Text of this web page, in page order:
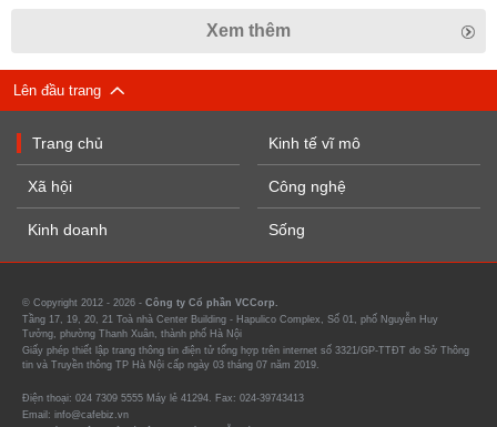
Xem thêm
Lên đầu trang
Trang chủ
Xã hội
Kinh doanh
Kinh tế vĩ mô
Công nghệ
Sống
© Copyright 2012 - 2026 - Công ty Cổ phần VCCorp.
Tầng 17, 19, 20, 21 Toà nhà Center Building - Hapulico Complex, Số 01, phố Nguyễn Huy
Tưởng, phường Thanh Xuân, thành phố Hà Nội
Giấy phép thiết lập trang thông tin điện tử tổng hợp trên internet số 3321/GP-TTĐT do Sở Thông
tin và Truyền thông TP Hà Nội cấp ngày 03 tháng 07 năm 2019.
Điện thoại: 024 7309 5555 Máy lẻ 41294. Fax: 024-39743413
Email: info@cafebiz.vn